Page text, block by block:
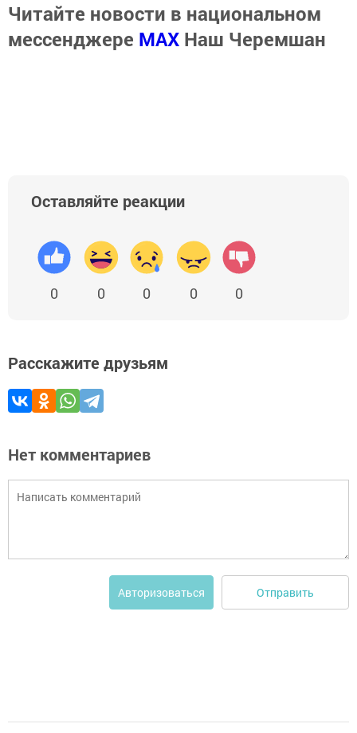
Читайте новости в национальном
мессенджере MАХ Наш Черемшан
Оставляйте реакции
0 0 0 0 0
Расскажите друзьям
Нет комментариев
Авторизоваться Отправить